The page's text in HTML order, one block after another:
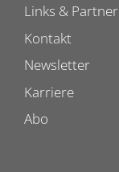
Links & Partner
Kontakt
Newsletter
Karriere
Abo